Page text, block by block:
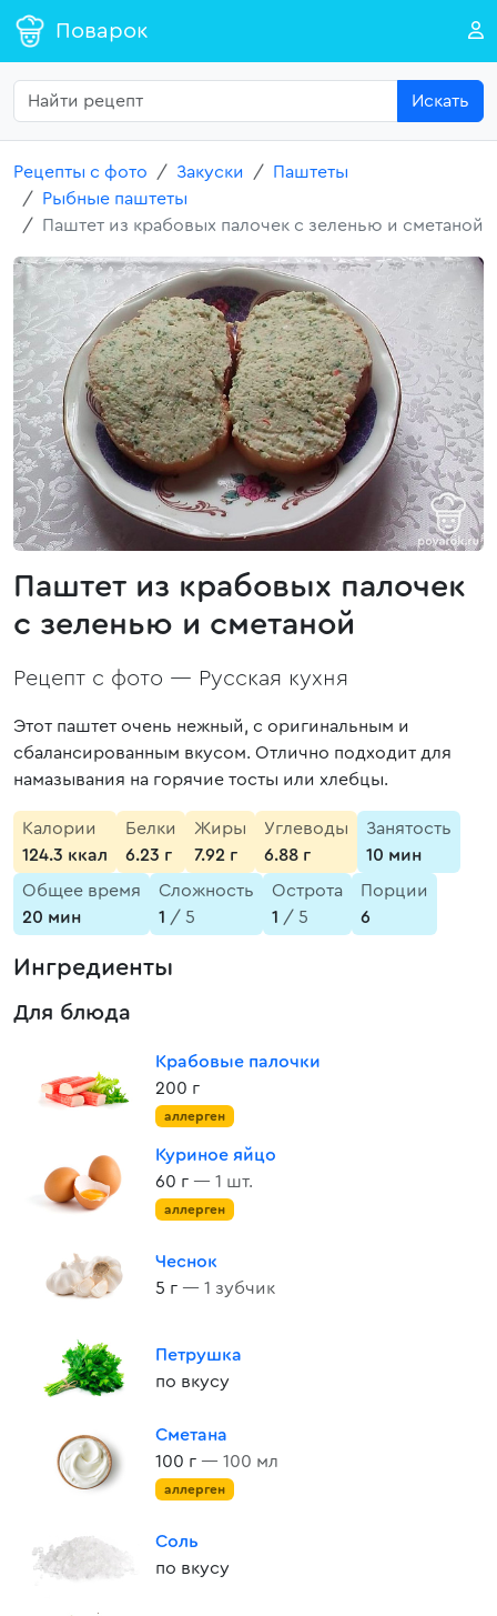
Поварок
Искать
Рецепты с фото Закуски
Паштеты
Рыбные паштеты
Паштет из крабовых палочек с зеленью и сметаной
Паштет из крабовых палочек
с зеленью и сметаной
Рецепт с фото — Русская кухня
Этот паштет очень нежный, с оригинальным и
сбалансированным вкусом. Отлично подходит для
намазывания на горячие тосты или хлебцы.
Калории
124.3 ккал
Белки
6.23 г
Жиры
7.92 г
Углеводы
6.88 г
Занятость
10 мин
Общее время
20 мин
Сложность
1 / 5
Острота
1 / 5
Порции
6
Ингредиенты
Для блюда
Крабовые палочки
200 г
аллерген
Куриное яйцо
60 г — 1 шт.
аллерген
Чеснок
5 г — 1 зубчик
Петрушка
по вкусу
Сметана
100 г — 100 мл
аллерген
Соль
по вкусу